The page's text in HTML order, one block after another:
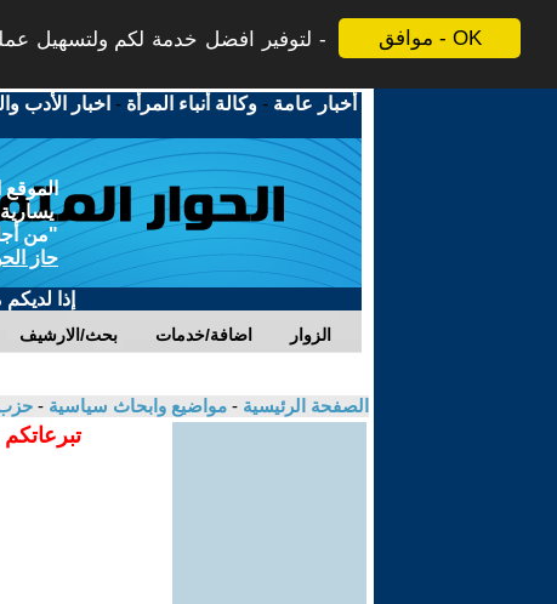
موافق - OK
لتوفير افضل خدمة لكم ولتسهيل
أخبار عامة -وكالة أنباء المرأة - اخبار الأدب
"من
حاز
إذا
بحث/الارشيف اضافة/خدمات الزوار
الصفحة الرئيسية - مواضيع وابحاث سياسية - حزب